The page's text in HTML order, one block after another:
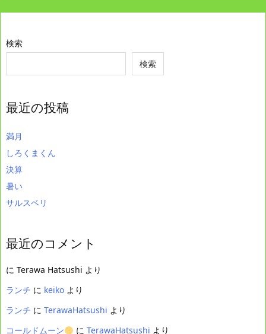
検索
検索
最近の投稿
満月
しろくまくん
決算
暑い
サルスベリ
最近のコメント
に Terawa Hatsushi より
ランチ に keiko より
ランチ に TerawaHatsushi より
コールドムーン
に TerawaHatsushi より